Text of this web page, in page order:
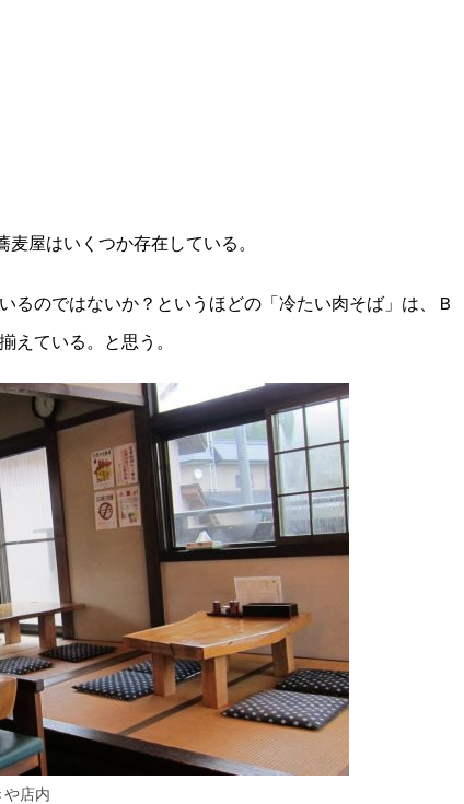
屋はいくつか存在している。
るのではないか？というほどの「冷たい肉そば」は、Ｂ
えている。と思う。
や店内